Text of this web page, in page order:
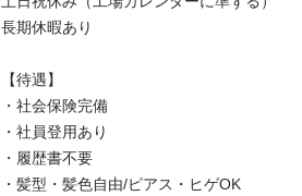
長期休暇あり
【待遇】
・社会保険完備
・社員登用あり
・履歴書不要
・髪型・髪色自由/ピアス・ヒゲOK